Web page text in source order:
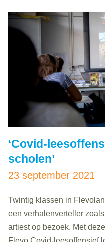
‘Covid-
scholen’
23 september 2021
Twintig klassen in
een verhalenverteller
artiest op bezoek. Met